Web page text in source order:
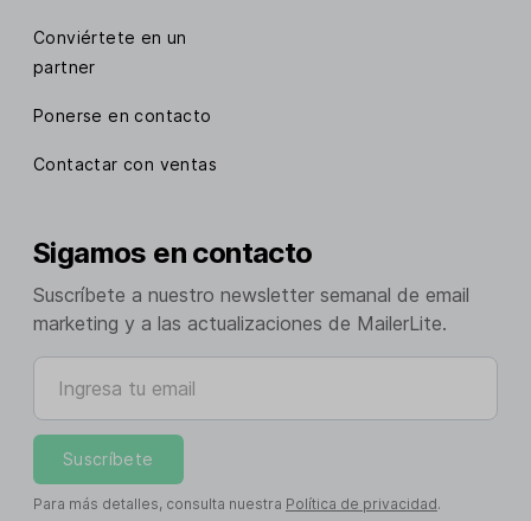
Conviértete en un
partner
Ponerse en contacto
Contactar con ventas
Sigamos en contacto
Suscríbete a nuestro newsletter semanal de email
marketing y a las actualizaciones de MailerLite.
Ingresa tu email
Suscríbete
Para más detalles, consulta nuestra Política de privacidad.